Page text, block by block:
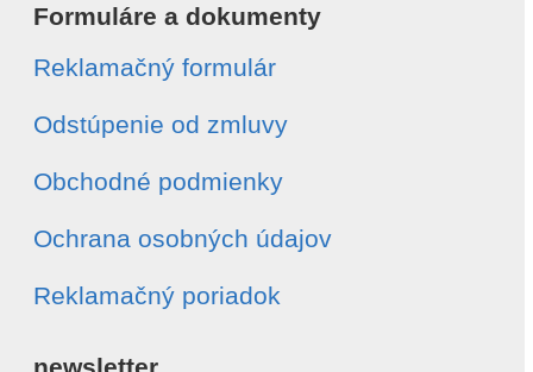
Formuláre a dokumenty
Reklamačný formulár
Odstúpenie od zmluvy
Obchodné podmienky
Ochrana osobných údajov
Reklamačný poriadok
newsletter